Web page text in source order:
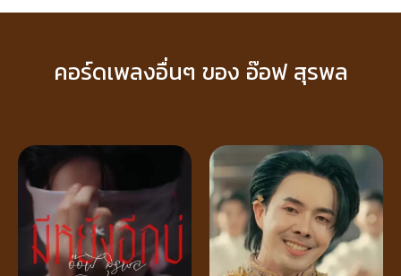
คอร์ดเพลงอื่นๆ ของ อ๊อฟ สุรพล